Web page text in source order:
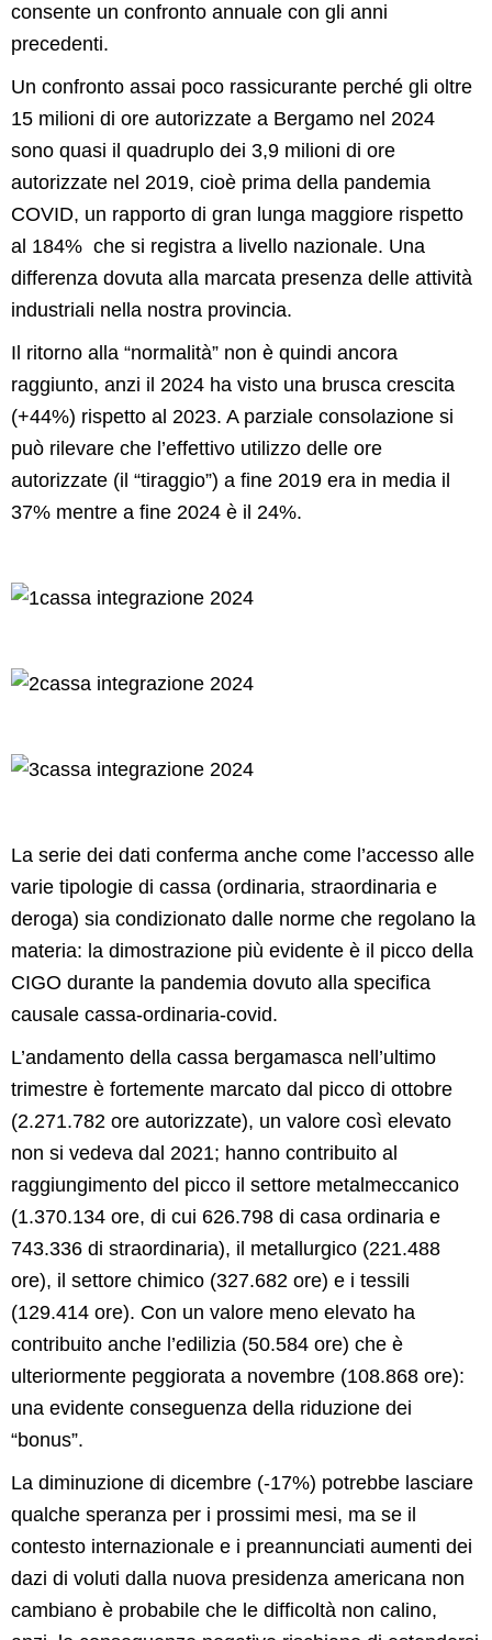
consente un confronto annuale con gli anni
precedenti.
Un confronto assai poco rassicurante perché gli oltre
15 milioni di ore autorizzate a Bergamo nel 2024
sono quasi il quadruplo dei 3,9 milioni di ore
autorizzate nel 2019, cioè prima della pandemia
COVID, un rapporto di gran lunga maggiore rispetto
al 184% che si registra a livello nazionale. Una
differenza dovuta alla marcata presenza delle attività
industriali nella nostra provincia.
Il ritorno alla “normalità” non è quindi ancora
raggiunto, anzi il 2024 ha visto una brusca crescita
(+44%) rispetto al 2023. A parziale consolazione si
può rilevare che l’effettivo utilizzo delle ore
autorizzate (il “tiraggio”) a fine 2019 era in media il
37% mentre a fine 2024 è il 24%.
La serie dei dati conferma anche come l’accesso alle
varie tipologie di cassa (ordinaria, straordinaria e
deroga) sia condizionato dalle norme che regolano la
materia: la dimostrazione più evidente è il picco della
CIGO durante la pandemia dovuto alla specifica
causale cassa-ordinaria-covid.
L’andamento della cassa bergamasca nell’ultimo
trimestre è fortemente marcato dal picco di ottobre
(2.271.782 ore autorizzate), un valore così elevato
non si vedeva dal 2021; hanno contribuito al
raggiungimento del picco il settore metalmeccanico
(1.370.134 ore, di cui 626.798 di casa ordinaria e
743.336 di straordinaria), il metallurgico (221.488
ore), il settore chimico (327.682 ore) e i tessili
(129.414 ore). Con un valore meno elevato ha
contribuito anche l’edilizia (50.584 ore) che è
ulteriormente peggiorata a novembre (108.868 ore):
una evidente conseguenza della riduzione dei
“bonus”.
La diminuzione di dicembre (-17%) potrebbe lasciare
qualche speranza per i prossimi mesi, ma se il
contesto internazionale e i preannunciati aumenti dei
dazi di voluti dalla nuova presidenza americana non
cambiano è probabile che le difficoltà non calino,